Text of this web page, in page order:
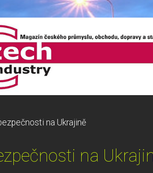
na Ukrajině
na